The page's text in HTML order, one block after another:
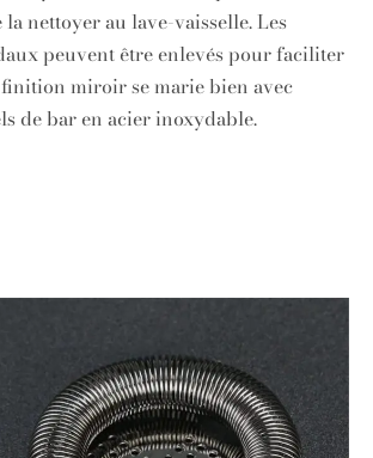
nettoyer au lave-vaisselle. Les
peuvent être enlevés pour faciliter
finition miroir se marie bien avec
de bar en acier inoxydable.